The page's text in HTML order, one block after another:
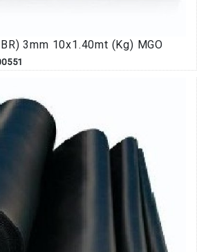
3mm 10x1.40mt (Kg) MGO